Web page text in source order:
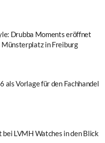
Drubba Moments eröffnet
Münsterplatz in Freiburg
als Vorlage für den Fachhandel
bei LVMH Watches in den Blick